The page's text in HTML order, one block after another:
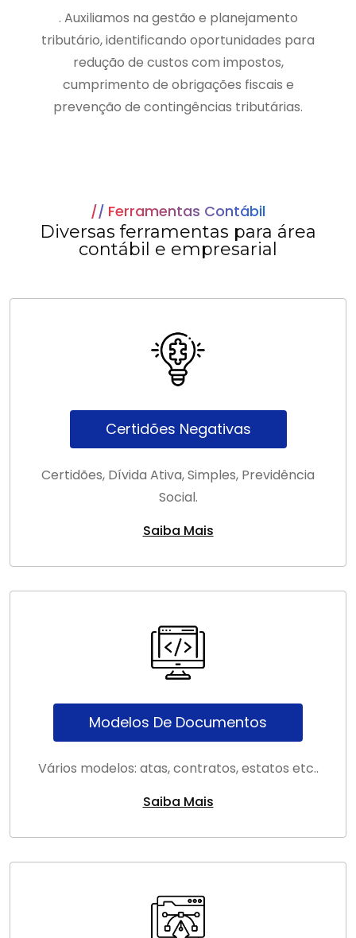
. Auxiliamos na gestão e planejamento
tributário, identificando oportunidades para
redução de custos com impostos,
cumprimento de obrigações fiscais e
prevenção de contingências tributárias.
Ferramentas Contábil
Diversas ferramentas para área
contábil e empresarial
Certidões Negativas
Certidões, Dívida Ativa, Simples, Previdência
Social.
Saiba Mais
Modelos De Documentos
Vários modelos: atas, contratos, estatos etc..
Saiba Mais